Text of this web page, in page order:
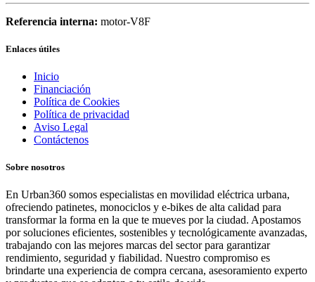
Referencia interna: motor-V8F
Enlaces útiles
Inicio
Financiación
Política de Cookies
Política de privacidad
Aviso Legal
Contáctenos
Sobre nosotros
En Urban360 somos especialistas en movilidad eléctrica urbana,
ofreciendo patinetes, monociclos y e-bikes de alta calidad para
transformar la forma en la que te mueves por la ciudad. Apostamos
por soluciones eficientes, sostenibles y tecnológicamente avanzadas,
trabajando con las mejores marcas del sector para garantizar
rendimiento, seguridad y fiabilidad. Nuestro compromiso es
brindarte una experiencia de compra cercana, asesoramiento experto